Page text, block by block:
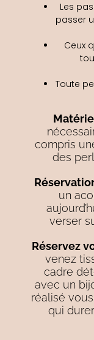
Les
passer
Ceux
Toute
compris
des
un
verser
Réservez
venez
cadre
avec un
réalisé
qui